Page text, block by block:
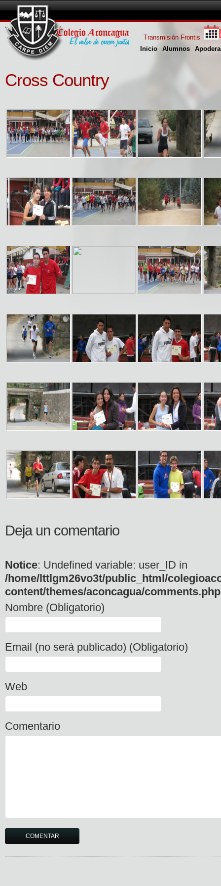
Inicio Alumnos
Transmisión Frontis
Cross Country
Deja un comentario
Notice: Undefined variable: user_ID in
/home/lttlgm26vo3t/public_html/
content/themes/aconcagua/comments.php
Nombre (Obligatorio)
Email (no será publicado) (Obligatorio)
Web
Comentario